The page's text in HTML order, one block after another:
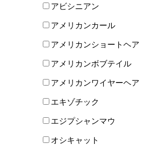
アビシニアン
アメリカンカール
アメリカンショートヘア
アメリカンボブテイル
アメリカンワイヤーヘア
エキゾチック
エジプシャンマウ
オシキャット